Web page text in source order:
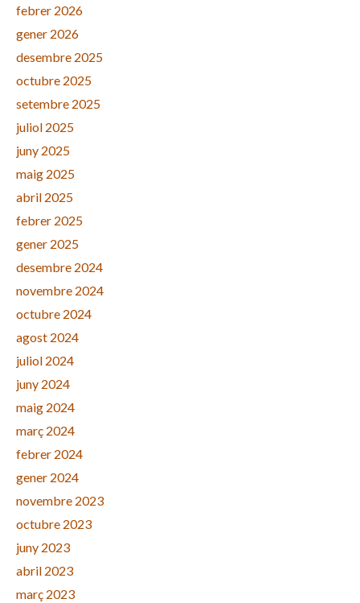
febrer 2026
gener 2026
desembre 2025
octubre 2025
setembre 2025
juliol 2025
juny 2025
maig 2025
abril 2025
febrer 2025
gener 2025
desembre 2024
novembre 2024
octubre 2024
agost 2024
juliol 2024
juny 2024
maig 2024
març 2024
febrer 2024
gener 2024
novembre 2023
octubre 2023
juny 2023
abril 2023
març 2023